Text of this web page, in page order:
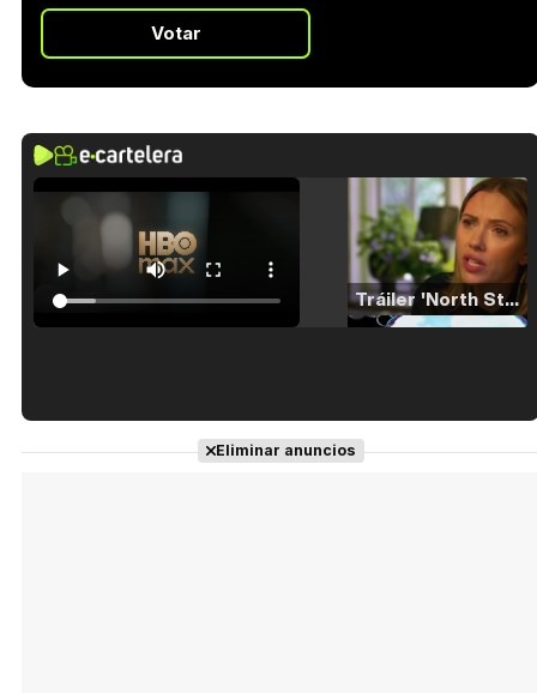
Votar
Tráiler 'North Star' (2023)
Eliminar anuncios